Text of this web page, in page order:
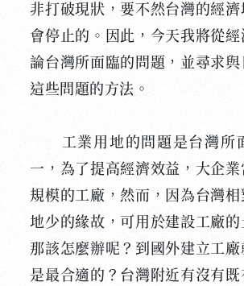
非打破現狀，要不然台灣的經
會停止的。因此，今天我將從
論台灣所面臨的問題，並尋求
這些問題的方法。
工業用地的問題是台灣所
一，為了提高經濟效益，大企
規模的工廠，然而，因為台灣
地少的緣故，可用於建設工廠的
那該怎麼辦呢？到國外建立工
是最合適的？台灣附近有沒有